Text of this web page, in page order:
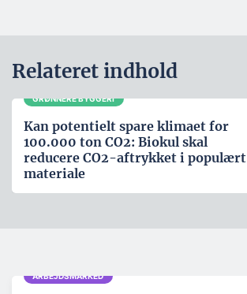
Relateret indhold
GRØNNERE BYGGERI
Kan potentielt spare klimaet for
100.000 ton CO2: Biokul skal
reducere CO2-aftrykket i populært
materiale
ARBEJDSMARKED